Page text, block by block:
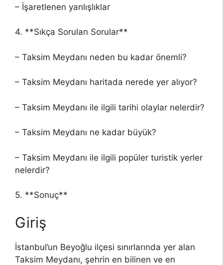
– İşaretlenen yanlışlıklar
4. **Sıkça Sorulan Sorular**
– Taksim Meydanı neden bu kadar önemli?
– Taksim Meydanı haritada nerede yer alıyor?
– Taksim Meydanı ile ilgili tarihi olaylar nelerdir?
– Taksim Meydanı ne kadar büyük?
– Taksim Meydanı ile ilgili popüler turistik yerler
nelerdir?
5. **Sonuç**
Giriş
İstanbul’un Beyoğlu ilçesi sınırlarında yer alan
Taksim Meydanı, şehrin en bilinen ve en